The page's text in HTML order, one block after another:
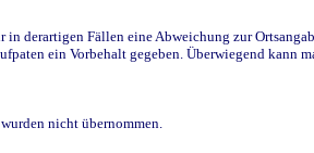
derartigen Fällen eine Abweichung zur
ein Vorbehalt gegeben. Überwiegend kann
nicht übernommen.